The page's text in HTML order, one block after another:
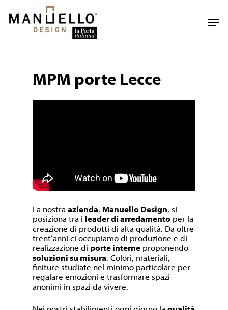
main
MPM porte Lecce
La nostraazienda, Manuello Design, si
posiziona tra i leader di arredamento per la
creazione di prodotti di alta qualità. Da oltre
trent’anni ci occupiamo di produzione e di
realizzazione di porte interne proponendo
soluzioni su misura. Colori, materiali,
finiture studiate nel minimo particolare per
regalare emozioni e trasformare spazi
anonimi in spazi da vivere.